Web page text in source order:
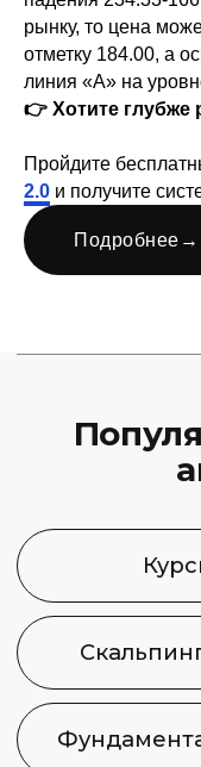
рынку, то цена
отметку 184.00, а
линия «А» на
👉 Хотите глубже
Пройдите
2.0 и получите
Подробнее →
Capital
Москва,
Академика
Сведения об
Задайте
Политика